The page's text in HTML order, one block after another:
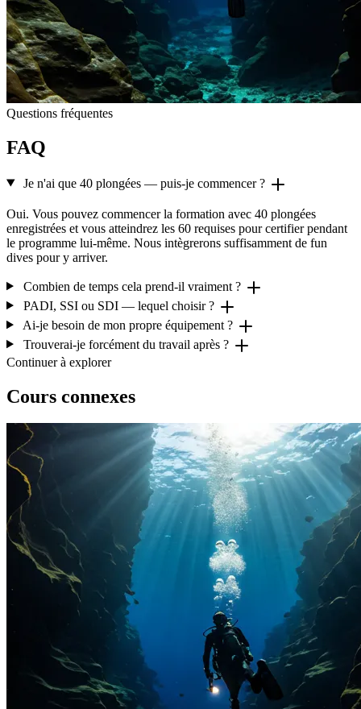
Questions fréquentes
FAQ
Je n'ai que 40 plongées — puis-je commencer ?
Oui. Vous pouvez commencer la formation avec 40 plongées
enregistrées et vous atteindrez les 60 requises pour certifier pendant
le programme lui-même. Nous intègrerons suffisamment de fun
dives pour y arriver.
Combien de temps cela prend-il vraiment ?
PADI, SSI ou SDI — lequel choisir ?
Ai-je besoin de mon propre équipement ?
Trouverai-je forcément du travail après ?
Continuer à explorer
Cours connexes